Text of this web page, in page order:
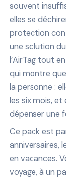
souvent
elles se
protection
une solution
l’AirTag tout
qui montre
la personne :
les six mois, et
dépenser une
Ce pack est
anniversaires,
en vacances.
voyage, à un